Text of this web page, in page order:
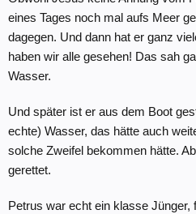
eines Tages noch mal aufs Meer
dagegen. Und dann hat er ganz
haben wir alle gesehen! Das sah
Wasser.
Und später ist er aus dem Boot
echte) Wasser, das hätte auch
solche Zweifel bekommen hätte.
gerettet.
Petrus war echt ein klasse